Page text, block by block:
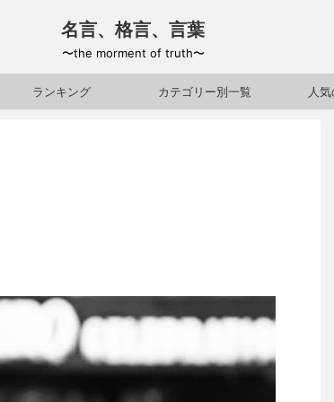
名言、格言、言葉
〜the morment of truth〜
ランキング カテゴリー別一覧 人